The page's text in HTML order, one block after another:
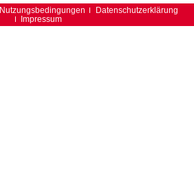
Nutzungsbedingungen
Datenschutzerklärung
Impressum